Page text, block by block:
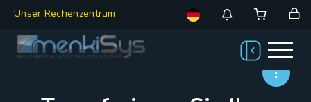
Unser Rechenzentrum